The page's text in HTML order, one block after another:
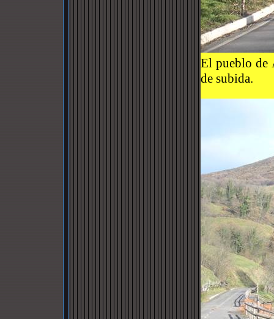
El pueblo de
de subida.